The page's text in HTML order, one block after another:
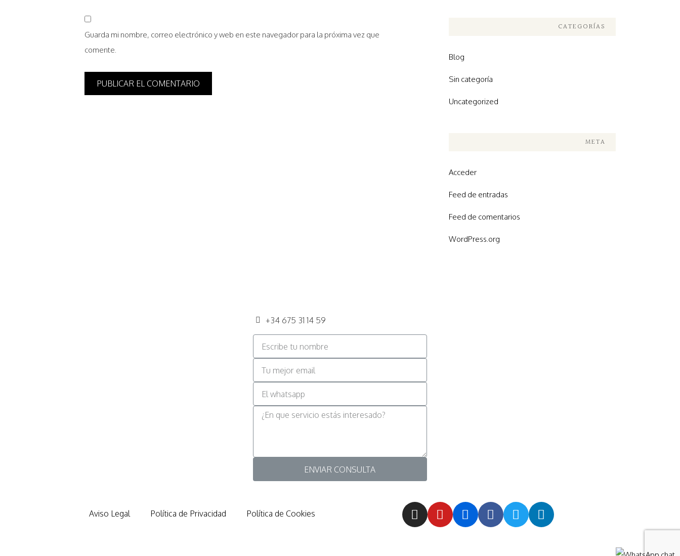
Guarda mi nombre, correo electrónico y web en este navegador para la próxima vez que
comente.
CATEGORÍAS
Blog
Sin categoría
Uncategorized
META
Acceder
Feed de entradas
Feed de comentarios
WordPress.org
+34 675 31 14 59
ENVIAR CONSULTA
Aviso Legal Política de Privacidad Política de Cookies